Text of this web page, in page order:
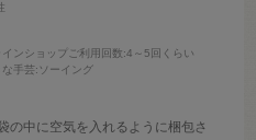
ンショップご利用回数:4～5回くらい
な手芸:ソーイング
の中に空気を入れるように梱包さ